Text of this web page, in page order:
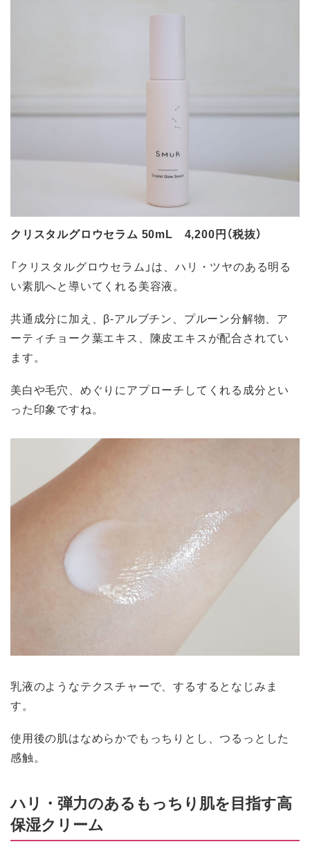
クリスタルグロウセラム 50mL 4,200円（税抜）
「クリスタルグロウセラム」は、ハリ・ツヤのある明る
い素肌へと導いてくれる美容液。
共通成分に加え、β-アルブチン、プルーン分解物、ア
ーティチョーク葉エキス、陳皮エキスが配合されてい
ます。
美白や毛穴、めぐりにアプローチしてくれる成分とい
った印象ですね。
乳液のようなテクスチャーで、するするとなじみま
す。
使用後の肌はなめらかでもっちりとし、つるっとした
感触。
ハリ・弾力のあるもっちり肌を目指す高
保湿クリーム